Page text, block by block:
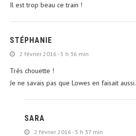
Il est trop beau ce train !
STÉPHANIE
2 février 2016 - 5 h 36 min
Très chouette !
Je ne savais pas que Lowes en faisait aussi.
SARA
2 février 2016 - 5 h 37 min